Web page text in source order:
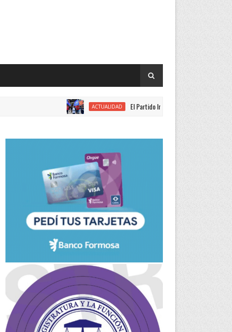
ACTUALIDAD El Partido Intransigente se movilizó en rechazo